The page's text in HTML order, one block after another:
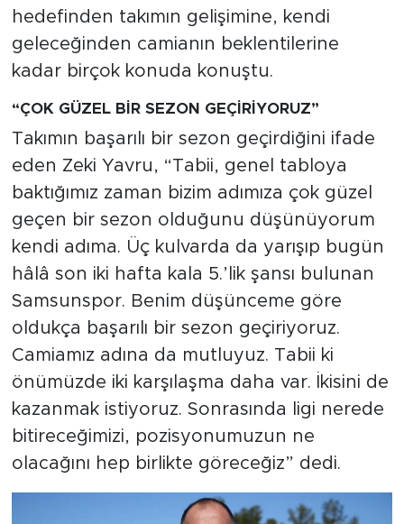
hedefinden takımın gelişimine, kendi
geleceğinden camianın beklentilerine
kadar birçok konuda konuştu.
“ÇOK GÜZEL BİR SEZON GEÇİRİYORUZ”
Takımın başarılı bir sezon geçirdiğini ifade
eden Zeki Yavru, “Tabii, genel tabloya
baktığımız zaman bizim adımıza çok güzel
geçen bir sezon olduğunu düşünüyorum
kendi adıma. Üç kulvarda da yarışıp bugün
hâlâ son iki hafta kala 5.’lik şansı bulunan
Samsunspor. Benim düşünceme göre
oldukça başarılı bir sezon geçiriyoruz.
Camiamız adına da mutluyuz. Tabii ki
önümüzde iki karşılaşma daha var. İkisini de
kazanmak istiyoruz. Sonrasında ligi nerede
bitireceğimizi, pozisyonumuzun ne
olacağını hep birlikte göreceğiz” dedi.